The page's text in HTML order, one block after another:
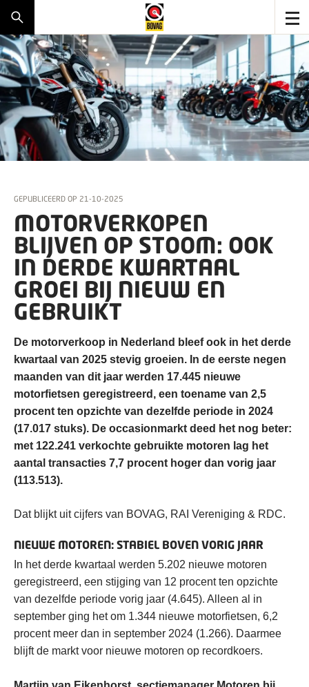
GEPUBLICEERD OP 21-10-2025
MOTORVERKOPEN
BLIJVEN OP STOOM: OOK
IN DERDE KWARTAAL
GROEI BIJ NIEUW EN
GEBRUIKT
De motorverkoop in Nederland bleef ook in het derde
kwartaal van 2025 stevig groeien. In de eerste negen
maanden van dit jaar werden 17.445 nieuwe
motorfietsen geregistreerd, een toename van 2,5
procent ten opzichte van dezelfde periode in 2024
(17.017 stuks). De occasionmarkt deed het nog beter:
met 122.241 verkochte gebruikte motoren lag het
aantal transacties 7,7 procent hoger dan vorig jaar
(113.513).
Dat blijkt uit cijfers van BOVAG, RAI Vereniging & RDC.
NIEUWE MOTOREN: STABIEL BOVEN VORIG JAAR
In het derde kwartaal werden 5.202 nieuwe motoren
geregistreerd, een stijging van 12 procent ten opzichte
van dezelfde periode vorig jaar (4.645). Alleen al in
september ging het om 1.344 nieuwe motorfietsen, 6,2
procent meer dan in september 2024 (1.266). Daarmee
blijft de markt voor nieuwe motoren op recordkoers.